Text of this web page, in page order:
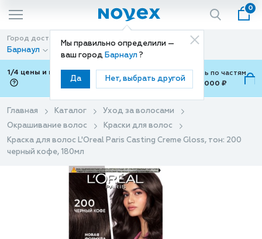
Мы правильно определили —
ваш город Барнаул ?
Да Нет, выбрать другой
0
Город доставки
Барнаул
Способ доставки
Доставка
1/4 цены и покупки ваши с Подели
Можно оплатить по частям
от 700 ₽ до 15,000 ₽
Главная Каталог
Уход за волосами
Окрашивание волос
Краски для волос
Краска для волос L'Oreal Paris Casting Creme Gloss, тон: 200
черный кофе, 180мл